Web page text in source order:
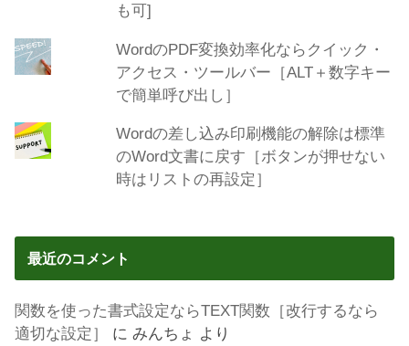
も可]
WordのPDF変換効率化ならクイック・
アクセス・ツールバー［ALT＋数字キー
で簡単呼び出し］
Wordの差し込み印刷機能の解除は標準
のWord文書に戻す［ボタンが押せない
時はリストの再設定］
最近のコメント
関数を使った書式設定ならTEXT関数［改行するなら
適切な設定］
にみんちょ より